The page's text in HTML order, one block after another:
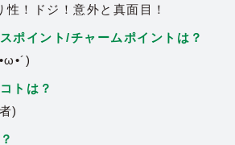
５年程になります。遠方に
札幌にはあまり行けない私
らず接してくれます！元気
のときもすぐに連絡をくれ
大切にしてくれます。
！ドジ！意外と真面目！
ポイント/チャームポイントは？
トは？
)